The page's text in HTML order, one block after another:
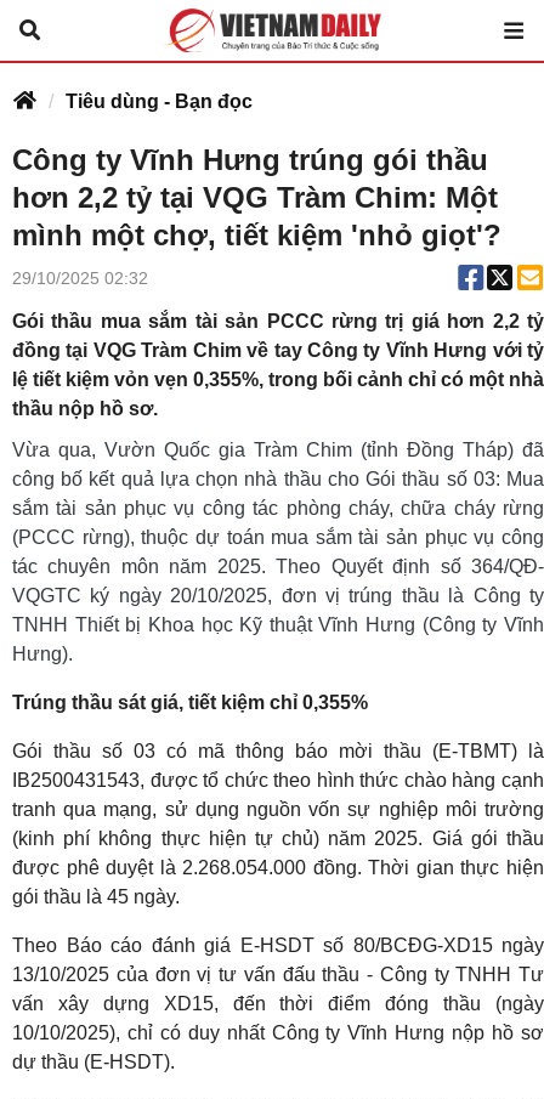
Tiêu dùng - Bạn đọc
Công ty Vĩnh Hưng trúng gói thầu
hơn 2,2 tỷ tại VQG Tràm Chim: Một
mình một chợ, tiết kiệm 'nhỏ giọt'?
29/10/2025 02:32
Gói thầu mua sắm tài sản PCCC rừng trị giá hơn 2,2 tỷ
đồng tại VQG Tràm Chim về tay Công ty Vĩnh Hưng với tỷ
lệ tiết kiệm vỏn vẹn 0,355%, trong bối cảnh chỉ có một nhà
thầu nộp hồ sơ.
Vừa qua, Vườn Quốc gia Tràm Chim (tỉnh Đồng Tháp) đã
công bố kết quả lựa chọn nhà thầu cho Gói thầu số 03: Mua
sắm tài sản phục vụ công tác phòng cháy, chữa cháy rừng
(PCCC rừng), thuộc dự toán mua sắm tài sản phục vụ công
tác chuyên môn năm 2025. Theo Quyết định số 364/QĐ-
VQGTC ký ngày 20/10/2025, đơn vị trúng thầu là Công ty
TNHH Thiết bị Khoa học Kỹ thuật Vĩnh Hưng (Công ty Vĩnh
Hưng).
Trúng thầu sát giá, tiết kiệm chỉ 0,355%
Gói thầu số 03 có mã thông báo mời thầu (E-TBMT) là
IB2500431543, được tổ chức theo hình thức chào hàng cạnh
tranh qua mạng, sử dụng nguồn vốn sự nghiệp môi trường
(kinh phí không thực hiện tự chủ) năm 2025. Giá gói thầu
được phê duyệt là 2.268.054.000 đồng. Thời gian thực hiện
gói thầu là 45 ngày.
Theo Báo cáo đánh giá E-HSDT số 80/BCĐG-XD15 ngày
13/10/2025 của đơn vị tư vấn đấu thầu - Công ty TNHH Tư
vấn xây dựng XD15, đến thời điểm đóng thầu (ngày
10/10/2025), chỉ có duy nhất Công ty Vĩnh Hưng nộp hồ sơ
dự thầu (E-HSDT).